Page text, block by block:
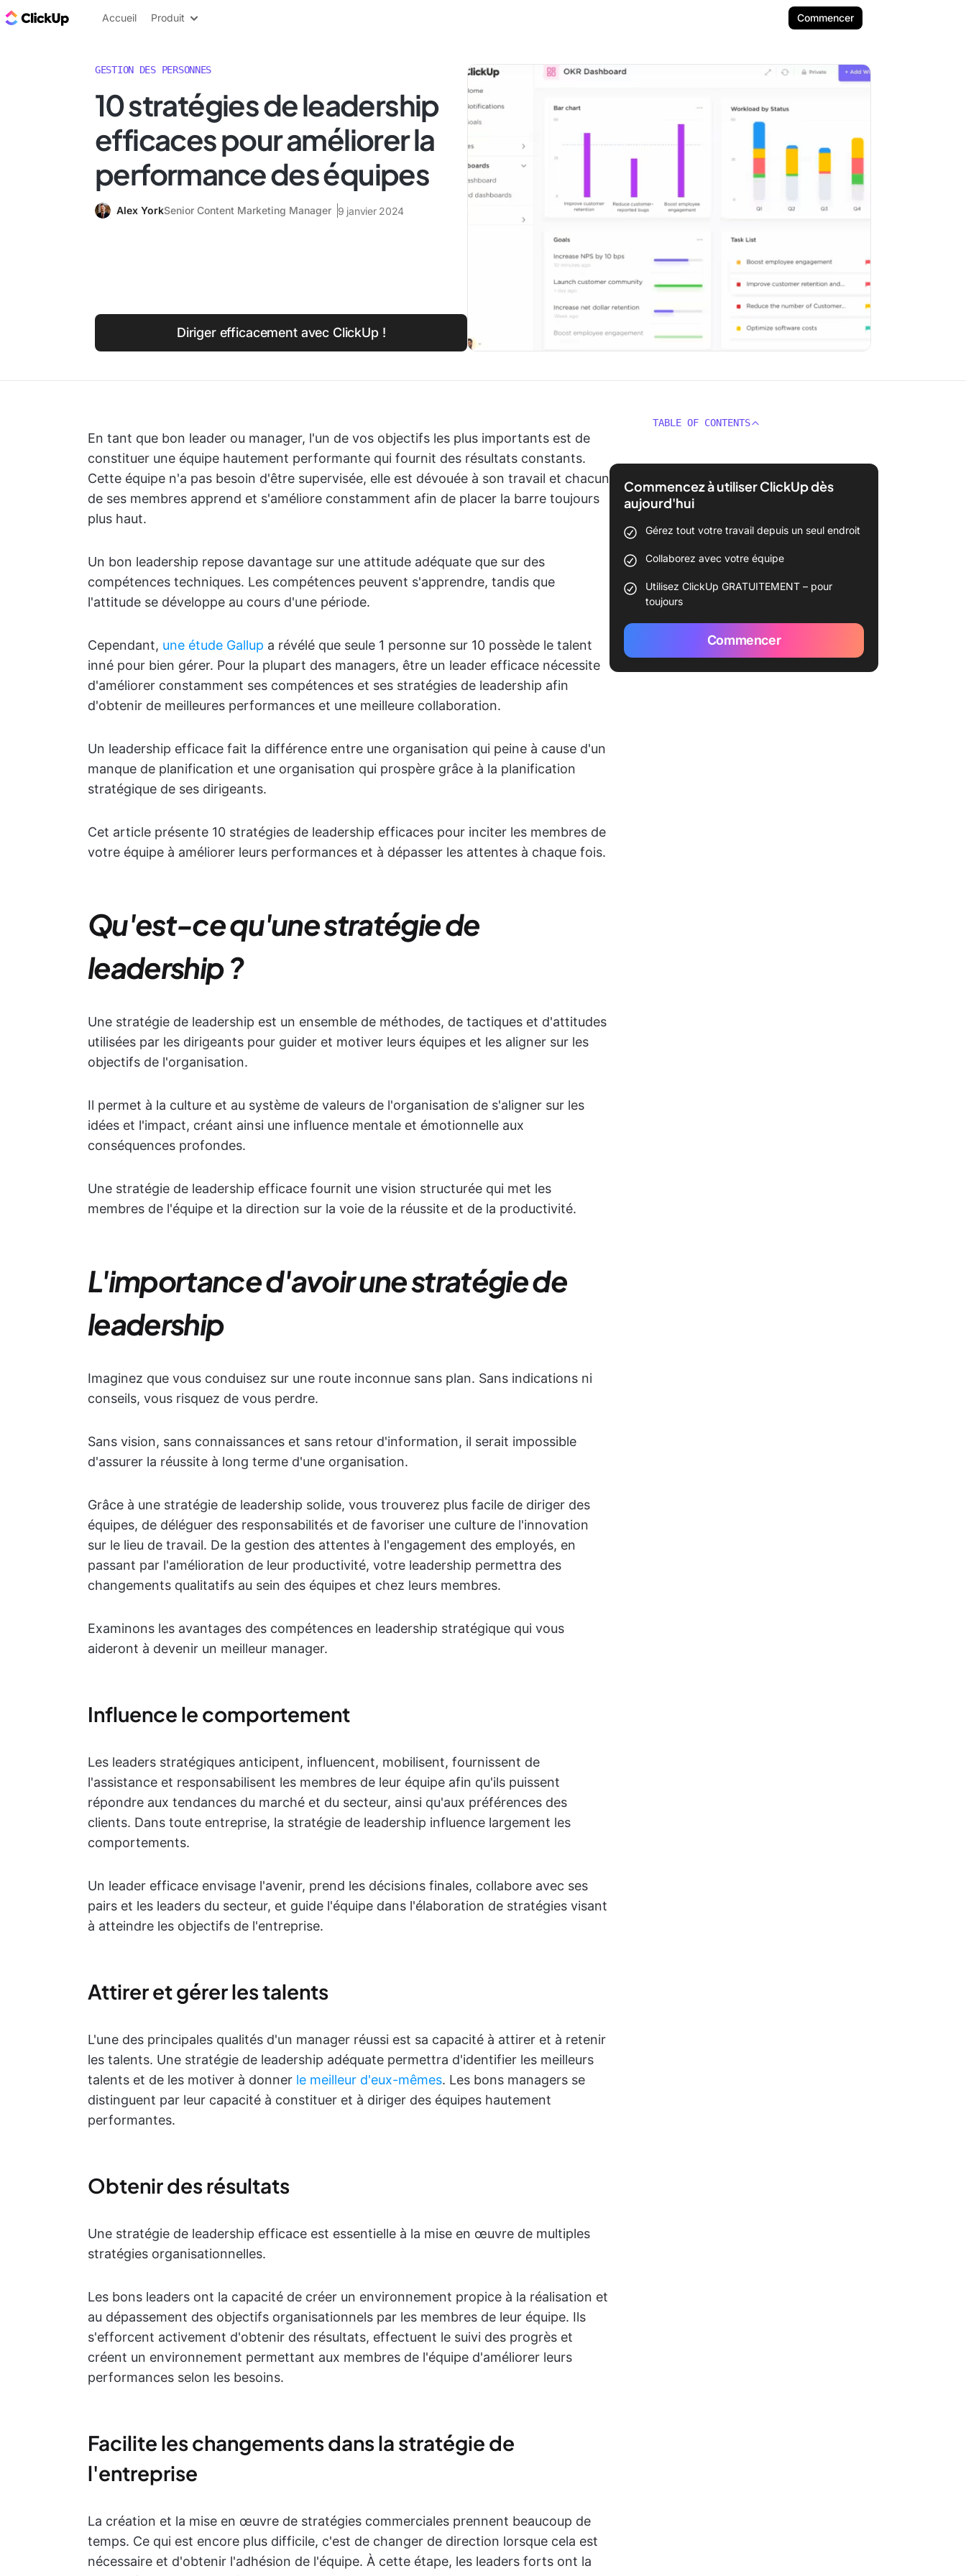
ClickUp Blog
Accueil Produit Commencer
GESTION DES PERSONNES
10 stratégies de leadership
efficaces pour améliorer la
performance des équipes
Alex YorkSenior Content Marketing Manager 9 janvier 2024
Diriger efficacement avec ClickUp !
En tant que bon leader ou manager, l'un de vos objectifs les plus importants est de
constituer une équipe hautement performante qui fournit des résultats constants.
Cette équipe n'a pas besoin d'être supervisée, elle est dévouée à son travail et chacun
de ses membres apprend et s'améliore constamment afin de placer la barre toujours
plus haut.
Un bon leadership repose davantage sur une attitude adéquate que sur des
compétences techniques. Les compétences peuvent s'apprendre, tandis que
l'attitude se développe au cours d'une période.
Cependant, une étude Gallup a révélé que seule 1 personne sur 10 possède le talent
inné pour bien gérer. Pour la plupart des managers, être un leader efficace nécessite
d'améliorer constamment ses compétences et ses stratégies de leadership afin
d'obtenir de meilleures performances et une meilleure collaboration.
Un leadership efficace fait la différence entre une organisation qui peine à cause d'un
manque de planification et une organisation qui prospère grâce à la planification
stratégique de ses dirigeants.
Cet article présente 10 stratégies de leadership efficaces pour inciter les membres de
votre équipe à améliorer leurs performances et à dépasser les attentes à chaque fois.
Qu'est-ce qu'une stratégie de
leadership ?
Une stratégie de leadership est un ensemble de méthodes, de tactiques et d'attitudes
utilisées par les dirigeants pour guider et motiver leurs équipes et les aligner sur les
objectifs de l'organisation.
Il permet à la culture et au système de valeurs de l'organisation de s'aligner sur les
idées et l'impact, créant ainsi une influence mentale et émotionnelle aux
conséquences profondes.
Une stratégie de leadership efficace fournit une vision structurée qui met les
membres de l'équipe et la direction sur la voie de la réussite et de la productivité.
L'importance d'avoir une stratégie de
leadership
Imaginez que vous conduisez sur une route inconnue sans plan. Sans indications ni
conseils, vous risquez de vous perdre.
Sans vision, sans connaissances et sans retour d'information, il serait impossible
d'assurer la réussite à long terme d'une organisation.
Grâce à une stratégie de leadership solide, vous trouverez plus facile de diriger des
équipes, de déléguer des responsabilités et de favoriser une culture de l'innovation
sur le lieu de travail. De la gestion des attentes à l'engagement des employés, en
passant par l'amélioration de leur productivité, votre leadership permettra des
changements qualitatifs au sein des équipes et chez leurs membres.
Examinons les avantages des compétences en leadership stratégique qui vous
aideront à devenir un meilleur manager.
Influence le comportement
Les leaders stratégiques anticipent, influencent, mobilisent, fournissent de
l'assistance et responsabilisent les membres de leur équipe afin qu'ils puissent
répondre aux tendances du marché et du secteur, ainsi qu'aux préférences des
clients. Dans toute entreprise, la stratégie de leadership influence largement les
comportements.
Un leader efficace envisage l'avenir, prend les décisions finales, collabore avec ses
pairs et les leaders du secteur, et guide l'équipe dans l'élaboration de stratégies visant
à atteindre les objectifs de l'entreprise.
Attirer et gérer les talents
L'une des principales qualités d'un manager réussi est sa capacité à attirer et à retenir
les talents. Une stratégie de leadership adéquate permettra d'identifier les meilleurs
talents et de les motiver à donner le meilleur d'eux-mêmes. Les bons managers se
distinguent par leur capacité à constituer et à diriger des équipes hautement
performantes.
Obtenir des résultats
Une stratégie de leadership efficace est essentielle à la mise en œuvre de multiples
stratégies organisationnelles.
Les bons leaders ont la capacité de créer un environnement propice à la réalisation et
au dépassement des objectifs organisationnels par les membres de leur équipe. Ils
s'efforcent activement d'obtenir des résultats, effectuent le suivi des progrès et
créent un environnement permettant aux membres de l'équipe d'améliorer leurs
performances selon les besoins.
Facilite les changements dans la stratégie de
l'entreprise
La création et la mise en œuvre de stratégies commerciales prennent beaucoup de
temps. Ce qui est encore plus difficile, c'est de changer de direction lorsque cela est
nécessaire et d'obtenir l'adhésion de l'équipe. À cette étape, les leaders forts ont la
TABLE OF CONTENTS
Commencez à utiliser ClickUp dès
aujourd'hui
Gérez tout votre travail depuis un seul endroit
Collaborez avec votre équipe
Utilisez ClickUp GRATUITEMENT – pour
toujours
Commencer